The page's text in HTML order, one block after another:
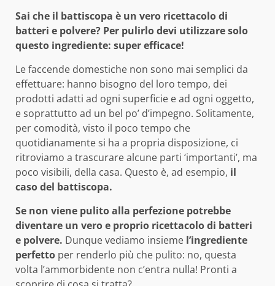
Sai che il battiscopa è un vero ricettacolo di
batteri e polvere? Per pulirlo devi utilizzare solo
questo ingrediente: super efficace!
Le faccende domestiche non sono mai semplici da
effettuare: hanno bisogno del loro tempo, dei
prodotti adatti ad ogni superficie e ad ogni oggetto,
e soprattutto ad un bel po’ d’impegno. Solitamente,
per comodità, visto il poco tempo che
quotidianamente si ha a propria disposizione, ci
ritroviamo a trascurare alcune parti ‘importanti’, ma
poco visibili, della casa. Questo è, ad esempio, il
caso del battiscopa.
Se non viene pulito alla perfezione potrebbe
diventare un vero e proprio ricettacolo di batteri
e polvere. Dunque vediamo insieme l’ingrediente
perfetto per renderlo più che pulito: no, questa
volta l’ammorbidente non c’entra nulla! Pronti a